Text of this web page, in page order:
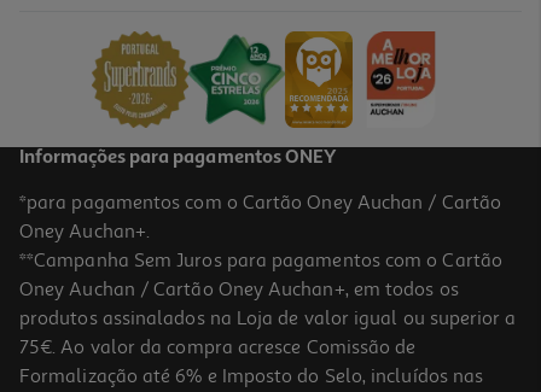
1.599,99 €
Indisponível online
Informações para pagamentos ONEY
*para pagamentos com o Cartão Oney Auchan / Cartão
Oney Auchan+.
**Campanha Sem Juros para pagamentos com o Cartão
Oney Auchan / Cartão Oney Auchan+, em todos os
produtos assinalados na Loja de valor igual ou superior a
75€. Ao valor da compra acresce Comissão de
Formalização até 6% e Imposto do Selo, incluídos nas